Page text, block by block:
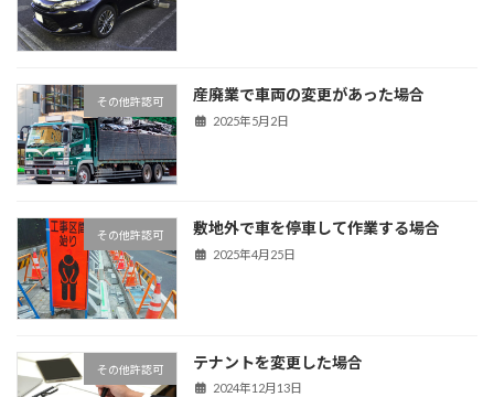
その他許認可 産廃業で車両の変更があった場合
2025年5月2日
その他許認可 敷地外で車を停車して作業する場合
2025年4月25日
その他許認可 テナントを変更した場合
2024年12月13日